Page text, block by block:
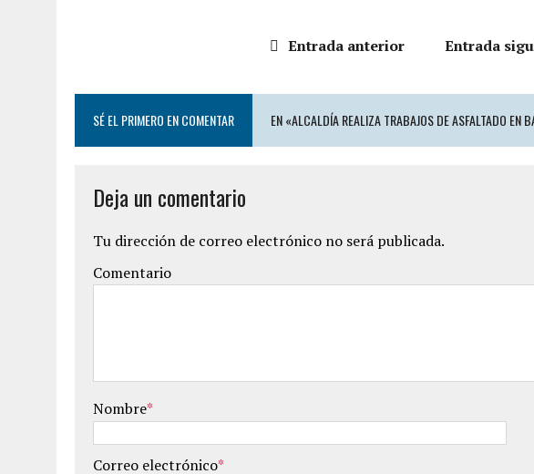
Entrada anterior Entrada
SÉ EL PRIMERO EN COMENTAR EN «ALCALDÍA REALIZA TRABAJOS DE ASFALTADO EN
Deja un comentario
Tu dirección de correo electrónico no será publicada.
Comentario
Nombre*
Correo electrónico*